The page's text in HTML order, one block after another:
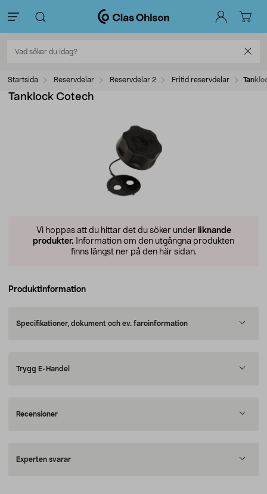
Startsida Reservdelar Reservdelar 2 Fritid reservdelar
Tanklock Cotech
Vi hoppas att du hittar det du söker under liknande
produkter. Information om den utgångna produkten
finns längst ner på den här sidan.
Produktinformation
Specifikationer, dokument och ev. faroinformation
Trygg E-Handel
Recensioner
Experten svarar